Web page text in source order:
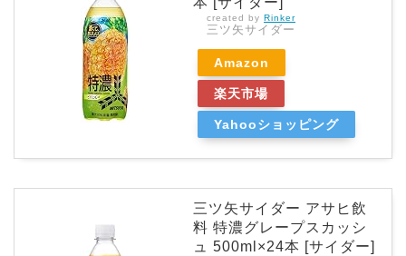
created by Rinker
三ツ矢サイダー
Amazon
楽天市場
Yahooショッピング
三ツ矢サイダー アサヒ飲
料 特濃グレープスカッシ
ュ 500ml×24本 [サイダー]